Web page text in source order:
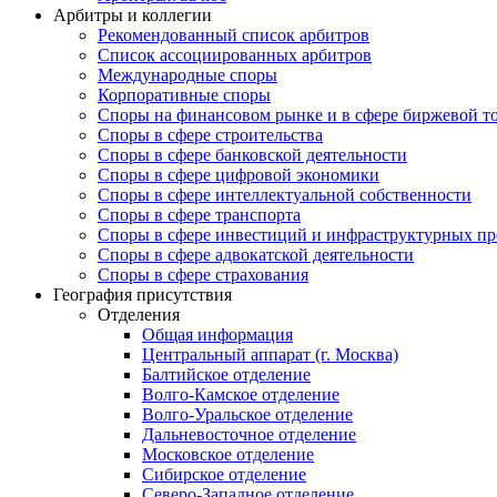
Арбитры и коллегии
Рекомендованный список арбитров
Список ассоциированных арбитров
Международные споры
Корпоративные споры
Споры на финансовом рынке и в сфере биржевой
Споры в сфере строительства
Споры в сфере банковской деятельности
Споры в сфере цифровой экономики
Споры в сфере интеллектуальной собственности
Споры в сфере транспорта
Cпоры в сфере инвестиций и инфраструктурных
Споры в сфере адвокатской деятельности
Споры в сфере страхования
География присутствия
Отделения
Общая информация
Центральный аппарат (г. Москва)
Балтийское отделение
Волго-Камское отделение
Волго-Уральское отделение
Дальневосточное отделение
Московское отделение
Сибирское отделение